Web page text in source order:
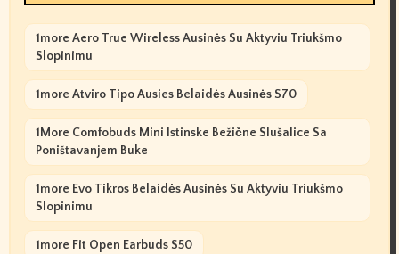
1more Aero True Wireless Ausinės Su Aktyviu Triukšmo
Slopinimu
1more Atviro Tipo Ausies Belaidės Ausinės S70
1More Comfobuds Mini Istinske Bežične Slušalice Sa
Poništavanjem Buke
1more Evo Tikros Belaidės Ausinės Su Aktyviu Triukšmo
Slopinimu
1more Fit Open Earbuds S50